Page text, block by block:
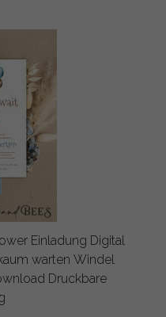
Einladung Digital
warten Windel
Druckbare